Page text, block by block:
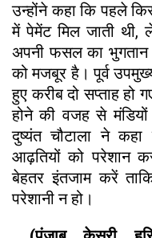
उन्होंने कहा कि पहले
में पेमेंट मिल जाती थी,
अपनी फसल का
को मजबूर है। पूर्व
हुए करीब दो सप्ताह हो
होने की वजह से
दुष्यंत चौटाला ने
आढ़तियों को परेशान
बेहतर इंतजाम करें
परेशानी न हो।